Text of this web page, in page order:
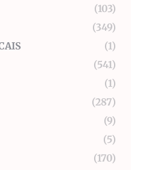
(103)
(349)
(1)
(541)
(1)
(287)
(9)
(5)
(170)